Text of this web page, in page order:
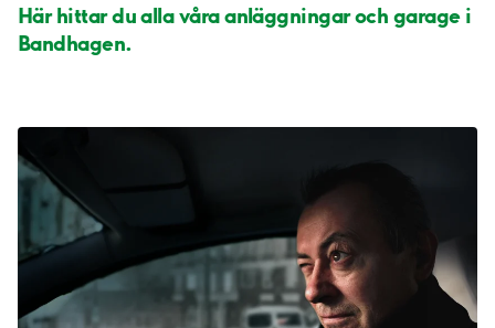
Här hittar du alla våra anläggningar och garage i
Bandhagen.